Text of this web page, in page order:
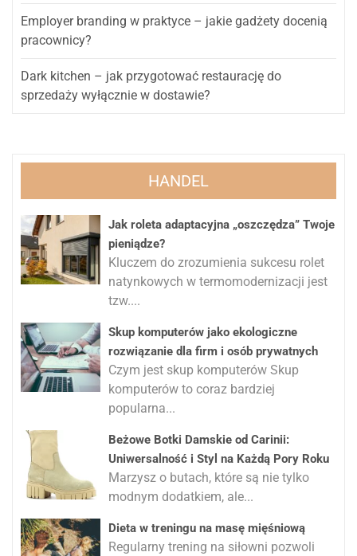
Employer branding w praktyce – jakie gadżety docenią
pracownicy?
Dark kitchen – jak przygotować restaurację do
sprzedaży wyłącznie w dostawie?
HANDEL
Jak roleta adaptacyjna „oszczędza” Twoje
pieniądze?
Kluczem do zrozumienia sukcesu rolet
natynkowych w termomodernizacji jest
tzw....
Skup komputerów jako ekologiczne
rozwiązanie dla firm i osób prywatnych
Czym jest skup komputerów Skup
komputerów to coraz bardziej
popularna...
Beżowe Botki Damskie od Carinii:
Uniwersalność i Styl na Każdą Pory Roku
Marzysz o butach, które są nie tylko
modnym dodatkiem, ale...
Dieta w treningu na masę mięśniową
Regularny trening na siłowni pozwoli